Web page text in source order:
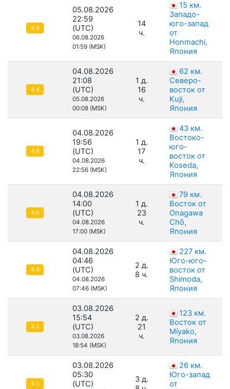
4.9
05.08.2026
22:59
(UTC)
06.08.2026
01:59 (MSK)
14
ч.
15 км.
Западо-
юго-запад
от
Honmachi,
Япония
4.4
04.08.2026
21:08
(UTC)
05.08.2026
00:08 (MSK)
1 д.
16
ч.
62 км.
Северо-
восток от
Kuji,
Япония
4.8
04.08.2026
19:56
(UTC)
04.08.2026
22:56 (MSK)
1 д.
17
ч.
43 км.
Востоко-
юго-
восток от
Koseda,
Япония
4.6
04.08.2026
14:00
(UTC)
04.08.2026
17:00 (MSK)
1 д.
23
ч.
79 км.
Восток от
Onagawa
Chō,
Япония
4.4
04.08.2026
04:46
(UTC)
04.08.2026
07:46 (MSK)
2 д.
8 ч.
227 км.
Юго-юго-
восток от
Shimoda,
Япония
4.5
03.08.2026
15:54
(UTC)
03.08.2026
18:54 (MSK)
2 д.
21
ч.
123 км.
Восток от
Miyako,
Япония
4.3
03.08.2026
05:30
(UTC)
3 д.
26 км.
Юго-запад
от